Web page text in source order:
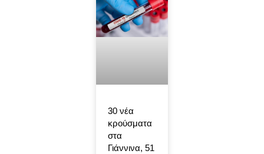
30 νέα
κρούσματα
στα
Γιάννινα, 51